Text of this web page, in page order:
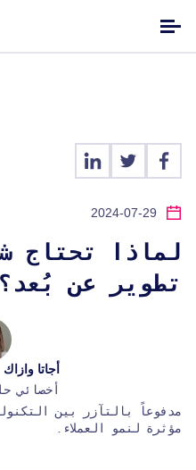
2024-07-29
لماذا تحتاج
تطوير عن بُعد؟
أجاتا وازاك
أخصائي
مدفوعاً بالتآزر بين
مؤثرة لنمو العملاء.